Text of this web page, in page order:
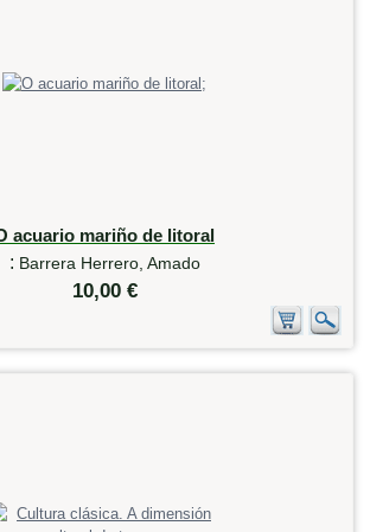
acuario mariño de litoral
: Barrera Herrero, Amado
10,00 €